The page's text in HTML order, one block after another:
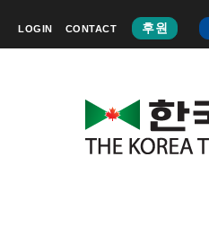
LOGIN CONTACT 후원